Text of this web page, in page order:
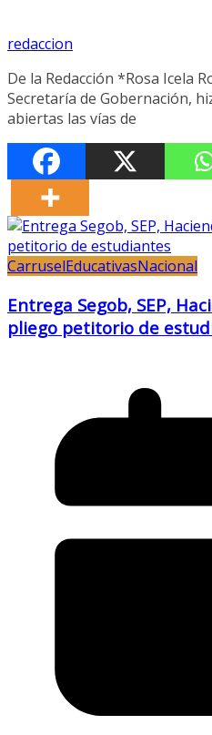
redaccion
De la Redacción *Rosa Icela
Secretaría de Gobernación,
abiertas las vías de
CarruselEducativasNacional
Entrega Segob, SEP,
pliego petitorio de